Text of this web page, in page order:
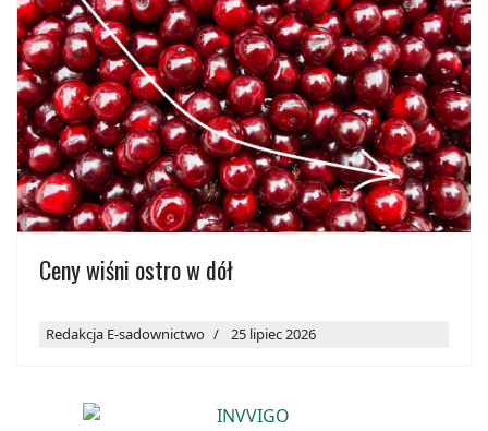
Ceny wiśni ostro w dół
Redakcja E-sadownictwo 25 lipiec 2026